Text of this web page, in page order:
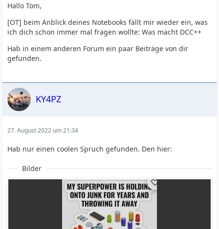
Hallo Tom,
[OT] beim Anblick deines Notebooks fällt mir wieder ein, was
ich dich schon immer mal fragen wollte: Was macht DCC++
Hab in einem anderen Forum ein paar Beiträge von dir
gefunden.
KY4PZ
27. August 2022 um 21:34
Hab nur einen coolen Spruch gefunden. Den hier:
Bilder